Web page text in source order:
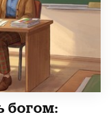
богом: